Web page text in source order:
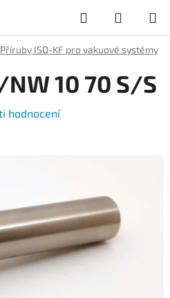
Hledat
KOŠÍK
Příruby ISO-KF pro vakuové systémy
NW 10 70 S/S
hodnocení